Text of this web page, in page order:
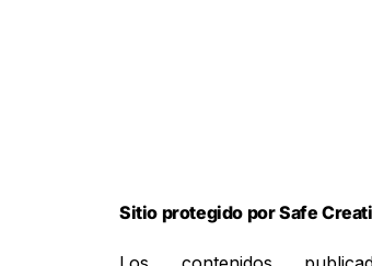
Sitio protegido por Safe